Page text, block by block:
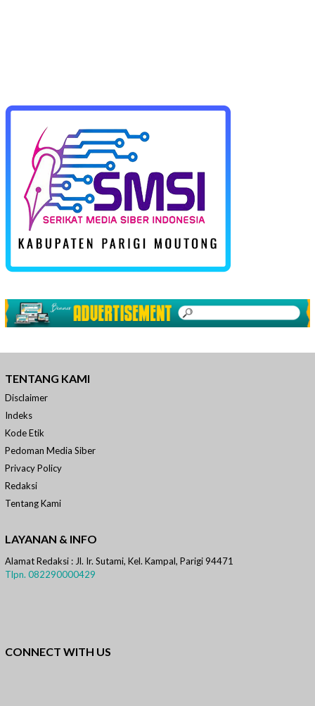
TENTANG KAMI
Disclaimer
Indeks
Kode Etik
Pedoman Media Siber
Privacy Policy
Redaksi
Tentang Kami
LAYANAN & INFO
Alamat Redaksi : Jl. Ir. Sutami, Kel. Kampal, Parigi 94471
Tlpn. 082290000429
CONNECT WITH US